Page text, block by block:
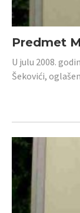
Predmet
U julu 2008.
Šekovići,